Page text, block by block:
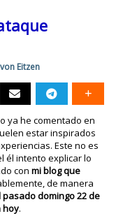
Eitzen
ya he comentado en
estar inspirados
Este no es
él intento explicar lo
con mi blog que
de manera
domingo 22 de
hoy.